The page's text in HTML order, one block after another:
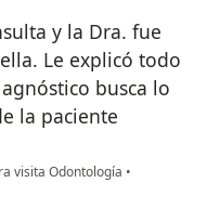
y la Dra. fue
Le explicó todo
busca lo
la paciente
visita Odontología •